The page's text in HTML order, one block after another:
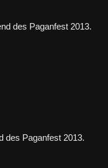
des Paganfest 2013.
des Paganfest 2013.